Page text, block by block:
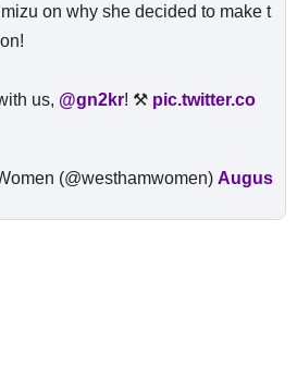
on why she decided to make t
us, @gn2kr! ⚒️ pic.twitter.co
(@westhamwomen) Augus